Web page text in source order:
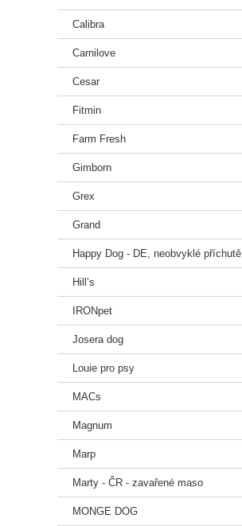
Calibra
Carnilove
Cesar
Fitmin
Farm Fresh
Gimborn
Grex
Grand
Happy Dog - DE, neobvyklé příchutě
Hill’s
IRONpet
Josera dog
Louie pro psy
MACs
Magnum
Marp
Marty - ČR - zavařené maso
MONGE DOG